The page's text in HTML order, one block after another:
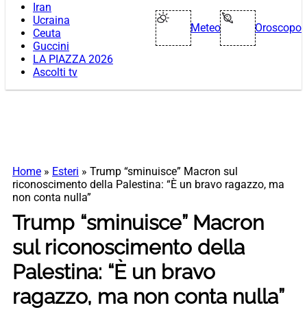
Iran
Ucraina
Ceuta
Guccini
LA PIAZZA 2026
Ascolti tv
Meteo Oroscopo
Home » Esteri » Trump “sminuisce” Macron sul
riconoscimento della Palestina: “È un bravo ragazzo, ma
non conta nulla”
Trump “sminuisce” Macron
sul riconoscimento della
Palestina: “È un bravo
ragazzo, ma non conta nulla”